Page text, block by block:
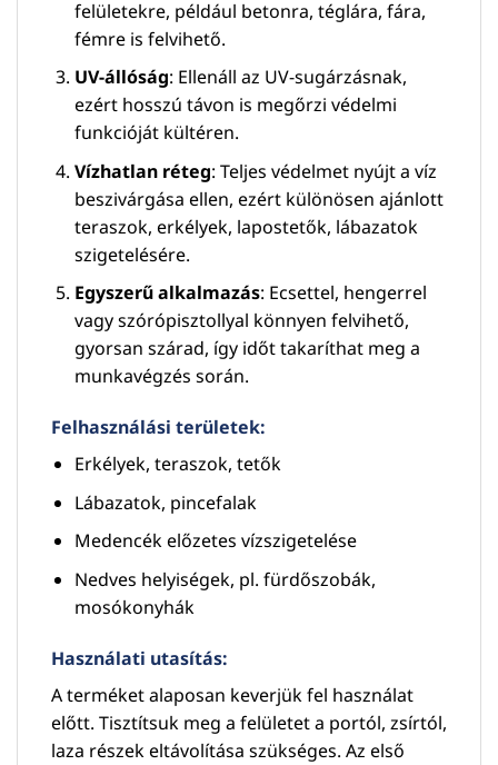
felületekre, például betonra, téglára, fára,
fémre is felvihető.
UV-állóság: Ellenáll az UV-sugárzásnak,
ezért hosszú távon is megőrzi védelmi
funkcióját kültéren.
Vízhatlan réteg: Teljes védelmet nyújt a víz
beszivárgása ellen, ezért különösen ajánlott
teraszok, erkélyek, lapostetők, lábazatok
szigetelésére.
Egyszerű alkalmazás: Ecsettel, hengerrel
vagy szórópisztollyal könnyen felvihető,
gyorsan szárad, így időt takaríthat meg a
munkavégzés során.
Felhasználási területek:
Erkélyek, teraszok, tetők
Lábazatok, pincefalak
Medencék előzetes vízszigetelése
Nedves helyiségek, pl. fürdőszobák,
mosókonyhák
Használati utasítás:
A terméket alaposan keverjük fel használat
előtt. Tisztítsuk meg a felületet a portól, zsírtól,
laza részek eltávolítása szükséges. Az első